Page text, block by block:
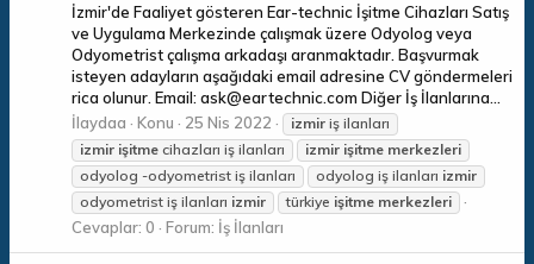
İzmir'de Faaliyet gösteren Ear-technic İşitme Cihazları Satış
ve Uygulama Merkezinde çalışmak üzere Odyolog veya
Odyometrist çalışma arkadaşı aranmaktadır. Başvurmak
isteyen adayların aşağıdaki email adresine CV göndermeleri
rica olunur. Email: ask@eartechnic.com Diğer İş İlanlarına...
İlaydaa
Konu 25 Nis 2022 izmir iş ilanları
izmir işitme cihazları iş ilanları izmir işitme merkezleri
odyolog -odyometrist iş ilanları
odyolog iş ilanları izmir
odyometrist iş ilanları izmir türkiye işitme merkezleri
Cevaplar: 0 Forum: İş İlanları